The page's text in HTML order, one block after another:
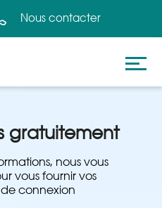
Nous contacter
gratuitement
nous vous
vous fournir vos
connexion